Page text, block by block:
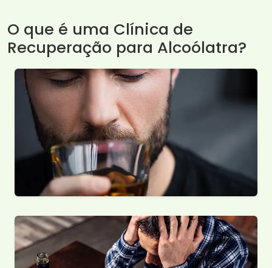
O que é uma Clínica de
Recuperação para Alcoólatra?